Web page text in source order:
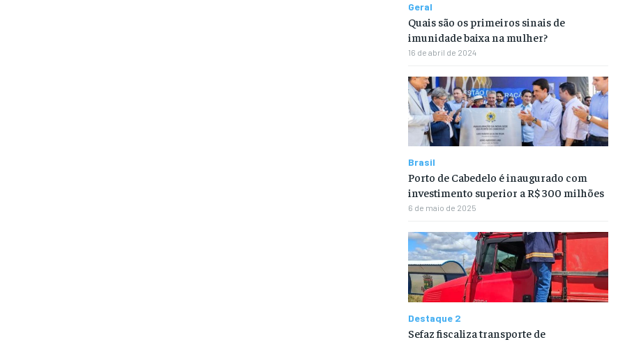
Geral
Quais são os primeiros sinais de
imunidade baixa na mulher?
16 de abril de 2024
Brasil
Porto de Cabedelo é inaugurado com
investimento superior a R$ 300 milhões
6 de maio de 2025
Destaque 2
Sefaz fiscaliza transporte de